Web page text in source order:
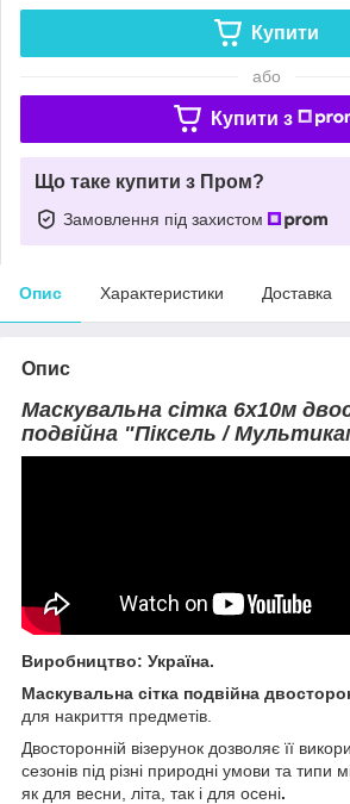
Купити
або
Купити з
Що таке купити з Пром?
Замовлення під захистом
Опис Характеристики Доставка
Опис
Маскувальна сітка 6х10м
подвійна "Піксель /
Виробництво: Україна.
Маскувальна сітка подвійна
для накриття предметів.
Двосторонній візерунок дозволяє її
сезонів під різні природні умови та типи
як для весни, літа, так і для осені.